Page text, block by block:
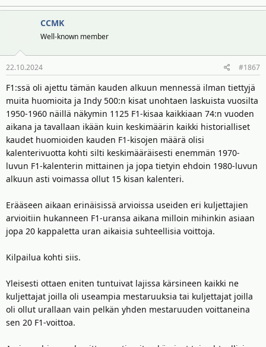
CCMK
Well-known member
22.10.2024 #1867
F1:ssä oli ajettu tämän kauden alkuun mennessä ilman tiettyjä
muita huomioita ja Indy 500:n kisat unohtaen laskuista vuosilta
1950-1960 näillä näkymin 1125 F1-kisaa kaikkiaan 74:n vuoden
aikana ja tavallaan ikään kuin keskimäärin kaikki historialliset
kaudet huomioiden kauden F1-kisojen määrä olisi
kalenterivuotta kohti silti keskimääräisesti enemmän 1970-
luvun F1-kalenterin mittainen ja jopa tietyin ehdoin 1980-luvun
alkuun asti voimassa ollut 15 kisan kalenteri.
Erääseen aikaan erinäisissä arvioissa useiden eri kuljettajien
arvioitiin hukanneen F1-uransa aikana milloin mihinkin asiaan
jopa 20 kappaletta uran aikaisia suhteellisia voittoja.
Kilpailua kohti siis.
Yleisesti ottaen eniten tuntuivat lajissa kärsineen kaikki ne
kuljettajat joilla oli useampia mestaruuksia tai kuljettajat joilla
oli ollut urallaan vain pelkän yhden mestaruuden voittaneina
sen 20 F1-voittoa.